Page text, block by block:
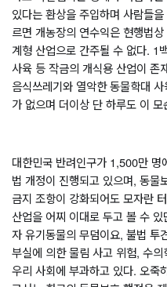
있다는 환상을 주입하며 사람들
르면 개농장의 연수익은 현행법
계형 산업으로 간주될 수 없다. 1
사육 등 작금의 개식용 산업이 존
음식쓰레기와 열악한 동물학대
가 없으며 더이상 단 하루도 이
대한민국 반려인구가 1,500만 명
법 개정이 진행되고 있으며, 동물
금지 조항이 강화되어도 모자란
산업을 어찌 이대로 두고 볼 수 있
자 유기동물의 무덤이요, 불법 투
부실에 의한 물림 사고 위험, 수의
우리 사회에 부과하고 있다. 오죽